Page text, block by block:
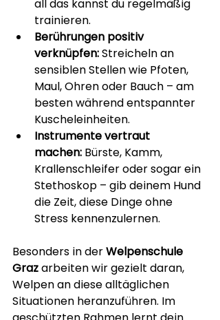
all das kannst du regelmäßig
trainieren.
Berührungen positiv
verknüpfen: Streicheln an
sensiblen Stellen wie Pfoten,
Maul, Ohren oder Bauch – am
besten während entspannter
Kuscheleinheiten.
Instrumente vertraut
machen: Bürste, Kamm,
Krallenschleifer oder sogar ein
Stethoskop – gib deinem Hund
die Zeit, diese Dinge ohne
Stress kennenzulernen.
Besonders in der Welpenschule
Graz arbeiten wir gezielt daran,
Welpen an diese alltäglichen
Situationen heranzuführen. Im